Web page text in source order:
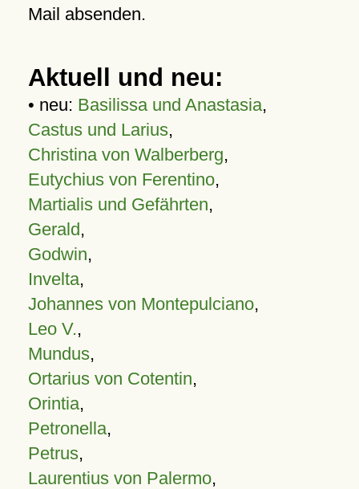
Mail absenden.
Aktuell und neu:
• neu: Basilissa und Anastasia,
Castus und Larius,
Christina von Walberberg,
Eutychius von Ferentino,
Martialis und Gefährten,
Gerald,
Godwin,
Invelta,
Johannes von Montepulciano,
Leo V.,
Mundus,
Ortarius von Cotentin,
Orintia,
Petronella,
Petrus,
Laurentius von Palermo,